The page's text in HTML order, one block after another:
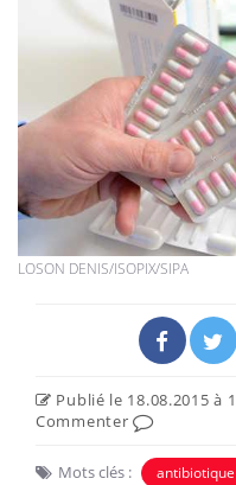
LOSON DENIS/ISOPIX/SIPA
Publié le 18.08.2015 à
Commenter
Mots clés : antibiotique